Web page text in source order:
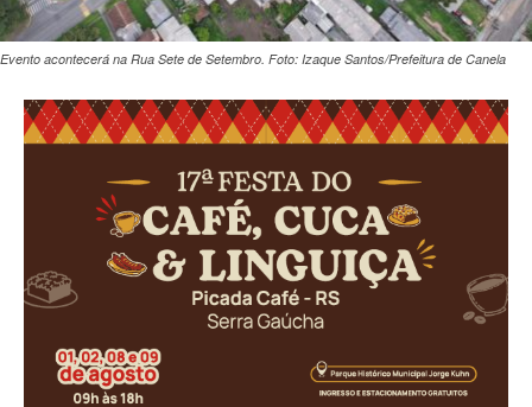
Evento acontecerá na Rua Sete de Setembro. Foto: Izaque Santos/Prefeitura de Canela